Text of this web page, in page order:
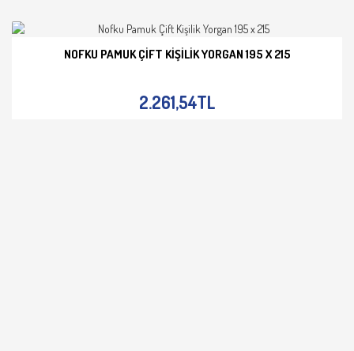
NOFKU PAMUK ÇIFT KIŞILIK YORGAN 195 X 215
2.261,54TL